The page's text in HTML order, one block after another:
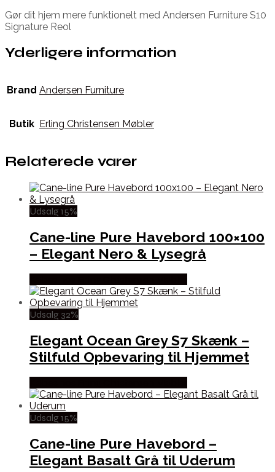
Gør dit hjem mere funktionelt med Andersen Furniture S10
Signature Reol
Yderligere information
Brand Andersen Furniture
Butik Erling Christensen Møbler
Relaterede varer
Udsalg 15%
Cane-line Pure Havebord 100×100
– Elegant Nero & Lysegrå
Udsalg 32%
Elegant Ocean Grey S7 Skænk –
Stilfuld Opbevaring til Hjemmet
Udsalg 15%
Cane-line Pure Havebord –
Elegant Basalt Grå til Uderum